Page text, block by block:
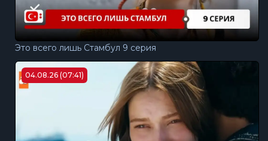
Это всего лишь Стамбул 9 серия
04.08.26 (07:41)